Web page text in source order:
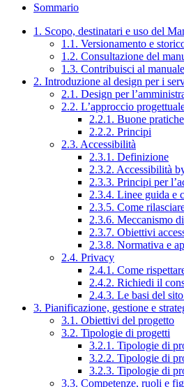
Sommario
1. Scopo, destinatari e uso del
1.1. Versionamento e
1.2. Consultazione del
1.3. Contribuisci al manuale
2. Introduzione al design per i
2.1. Design per
2.2. L’approccio
2.2.1. Buone pratiche
2.2.2. Principi
2.3. Accessibilità
2.3.1. Definizione
2.3.2. Accessibilità
2.3.3. Principi per
2.3.4. Linee guida e
2.3.5. Come
2.3.6. Meccanismo
2.3.7. Obiettivi
2.3.8. Normativa e
2.4. Privacy
2.4.1. Come
2.4.2. Richiedi il
2.4.3. Le basi del
3. Pianificazione, gestione e
3.1. Obiettivi del progetto
3.2. Tipologie di progetti
3.2.1. Tipologie di
3.2.2. Tipologie di
3.2.3. Tipologie di
3.3. Competenze, ruoli e